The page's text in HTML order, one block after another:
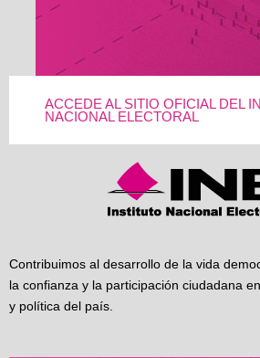
ACCEDE AL SITIO OFICIAL DEL
NACIONAL ELECTORAL
Contribuimos al desarrollo de la vida
la confianza y la participación ciudadana
y política del país.